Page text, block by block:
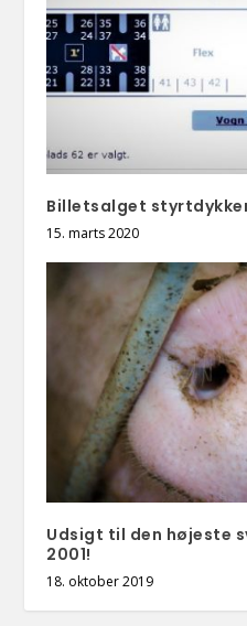
Billetsalget
15. marts 2020
Udsigt til den højeste
2001!
18. oktober 2019